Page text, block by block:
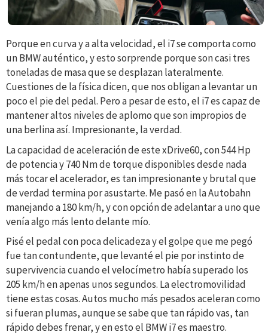
Porque en curva y a alta velocidad, el i7 se comporta como
un BMW auténtico, y esto sorprende porque son casi tres
toneladas de masa que se desplazan lateralmente.
Cuestiones de la física dicen, que nos obligan a levantar un
poco el pie del pedal. Pero a pesar de esto, el i7 es capaz de
mantener altos niveles de aplomo que son impropios de
una berlina así. Impresionante, la verdad.
La capacidad de aceleración de este xDrive60, con 544 Hp
de potencia y 740 Nm de torque disponibles desde nada
más tocar el acelerador, es tan impresionante y brutal que
de verdad termina por asustarte. Me pasó en la Autobahn
manejando a 180 km/h, y con opción de adelantar a uno que
venía algo más lento delante mío.
Pisé el pedal con poca delicadeza y el golpe que me pegó
fue tan contundente, que levanté el pie por instinto de
supervivencia cuando el velocímetro había superado los
205 km/h en apenas unos segundos. La electromovilidad
tiene estas cosas. Autos mucho más pesados aceleran como
si fueran plumas, aunque se sabe que tan rápido vas, tan
rápido debes frenar, y en esto el BMW i7 es maestro.